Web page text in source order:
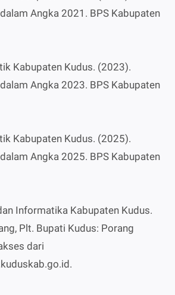
Angka 2021. BPS Kabupaten
Kabupaten Kudus. (2023).
Angka 2023. BPS Kabupaten
Kabupaten Kudus. (2025).
Angka 2025. BPS Kabupaten
Informatika Kabupaten Kudus.
Plt. Bupati Kudus: Porang
dari